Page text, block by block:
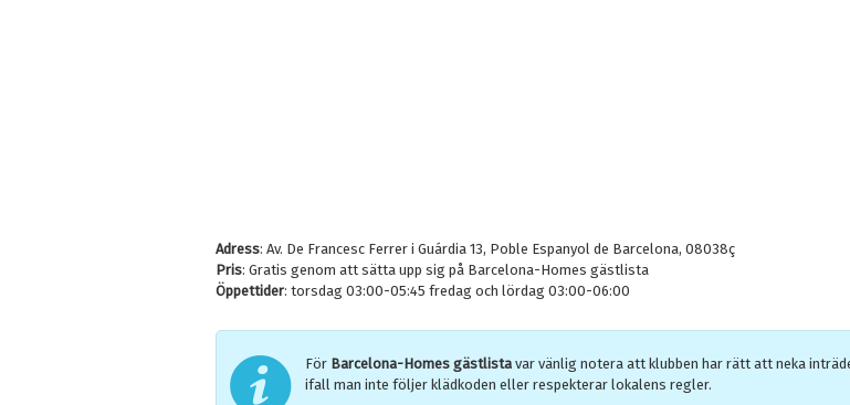
Adress: Av. De Francesc Ferrer i Guárdia 13, Poble Espanyol de Barcelona, 08038ç
Pris: Gratis genom att sätta upp sig på Barcelona-Homes gästlista
Öppettider: torsdag 03:00-05:45 fredag och lördag 03:00-06:00
För Barcelona-Homes gästlistavar vänlig notera att klubben har rätt att neka
ifall man inte följer klädkoden eller respekterar lokalens regler.